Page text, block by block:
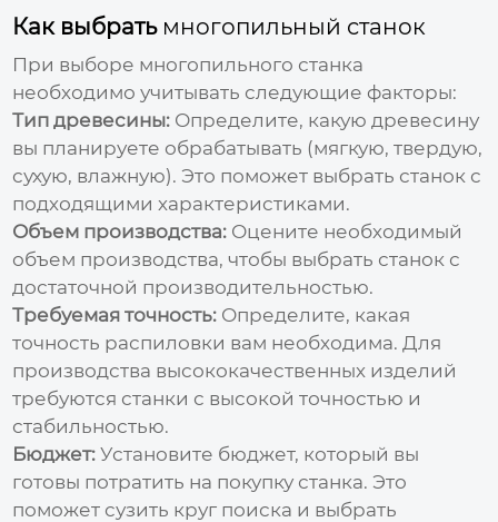
Как выбрать многопильный станок
При выборе многопильного станка
необходимо учитывать следующие факторы:
Тип древесины: Определите, какую древесину
вы планируете обрабатывать (мягкую, твердую,
сухую, влажную). Это поможет выбрать станок с
подходящими характеристиками.
Объем производства: Оцените необходимый
объем производства, чтобы выбрать станок с
достаточной производительностью.
Требуемая точность: Определите, какая
точность распиловки вам необходима. Для
производства высококачественных изделий
требуются станки с высокой точностью и
стабильностью.
Бюджет: Установите бюджет, который вы
готовы потратить на покупку станка. Это
поможет сузить круг поиска и выбрать